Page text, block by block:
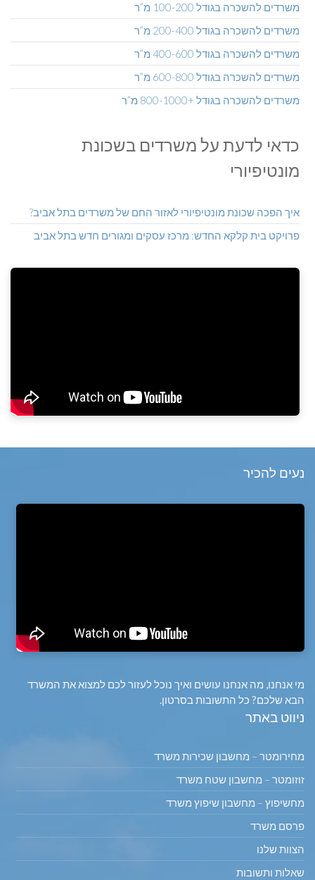
משרדים להשכרה בגודל 100-200 מ”ר
משרדים להשכרה בגודל 200-400 מ”ר
משרדים להשכרה בגודל 400-600 מ”ר
משרדים להשכרה בגודל 600-800 מ”ר
משרדים להשכרה בגודל +800-1000 מ”ר
כדאי לדעת על משרדים בשכונת
מונטיפיורי
איך הפכה שכונת מונטיפיורי לאזור החם של משרדים בתל אביב?
פרויקט בית קלקא החדש: מרכז עסקים ומגורים חדש בתל אביב
נעים להכיר
מי אנחנו, מה אנחנו עושים ואיך נוכל לעזור לכם למצוא את המשרד
הבא שלכם? כל התשובות בסרטון.
ניווט באתר
מחירומטר – מחשבון שכירות משרד
זוזומטר – מחשבון שטח משרד
מחשיפוץ – מחשבון שיפוץ משרד
פרסם משרד
הצוות שלנו
שאלות ותשובות